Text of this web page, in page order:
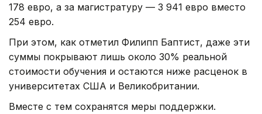
178 евро, а за магистратуру — 3 941 евро вместо
254 евро.
При этом, как отметил Филипп Баптист, даже эти
суммы покрывают лишь около 30% реальной
стоимости обучения и остаются ниже расценок в
университетах США и Великобритании.
Вместе с тем сохранятся меры поддержки.